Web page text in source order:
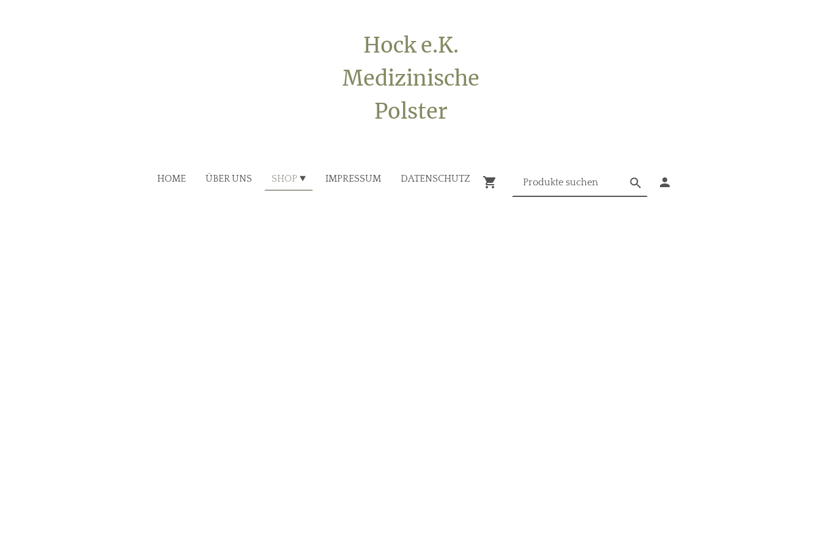
Hock e.K.
Medizinische
Polster
HOME ÜBER UNS SHOP IMPRESSUM DATENSCHUTZ